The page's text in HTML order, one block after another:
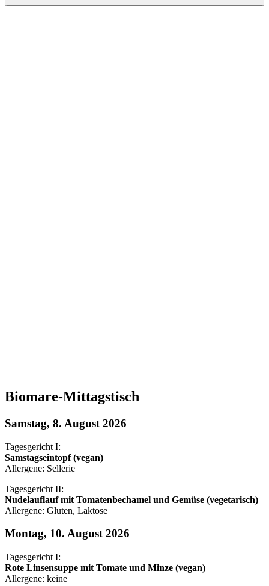
Biomare-Mittagstisch
Samstag, 8. August 2026
Tagesgericht I:
Samstagseintopf (vegan)
Allergene: Sellerie
Tagesgericht II:
Nudelauflauf mit Tomatenbechamel und Gemüse (vegetarisch)
Allergene: Gluten, Laktose
Montag, 10. August 2026
Tagesgericht I:
Rote Linsensuppe mit Tomate und Minze (vegan)
Allergene: keine